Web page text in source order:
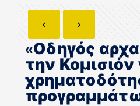
«Οδηγός
την Κομισιόν